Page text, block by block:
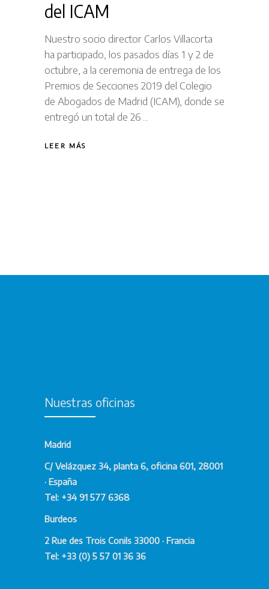
del ICAM
Nuestro socio director Carlos Villacorta
ha participado, los pasados días 1 y 2 de
octubre, a la ceremonia de entrega de los
Premios de Secciones 2019 del Colegio
de Abogados de Madrid (ICAM), donde se
entregó un total de 26
LEER MÁS
Nuestras oficinas
Madrid
C/ Velázquez 34, planta 6, oficina 601, 28001
· España
Tel: +34 91 577 6368
Burdeos
2 Rue des Trois Conils 33000 · Francia
Tel: +33 (0) 5 57 01 36 36